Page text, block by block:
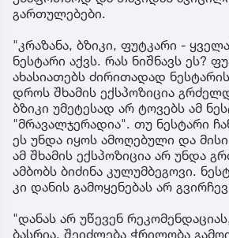
გართულებები.
"კრაზანა, ბზიკი, ფუტკარი -
ნესტარი აქვს. რას ნიშნავს ეს?
ახასიათებს ძირითადად
დროს შხამის ექსპოზიცია
ბზიკი უმეტესად არ ტოვებს ამ
"მრავალჯერადია". თუ ნესტარი
ეს უნდა იყოს ამოღებული და
ამ შხამის ექსპოზიცია არ უნდა
ამბობს ბიძინა კულუმბეგოვი.
კი დანის გამოყენებას არ
"დანას არ უწევენ
ბასრია, შეიძლება ჭრილობა